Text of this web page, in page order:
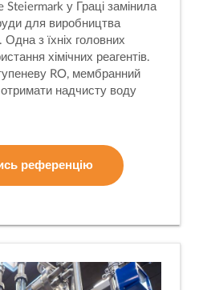
Steiermark у Граці замінила
для виробництва
з їхніх головних
хімічних реагентів.
RO, мембранний
надчисту воду
референцію